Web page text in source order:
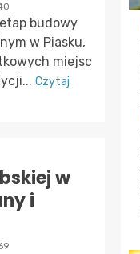
budowy
w Piasku,
miejsc
Czytaj
w
i